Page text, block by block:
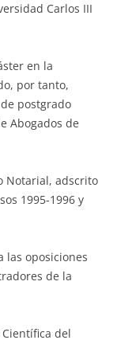
Carlos III
en la
por tanto,
postgrado
Abogados de
adscrito
1995-1996 y
oposiciones
de la
del